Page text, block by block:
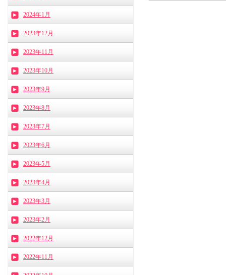
2024年1月
2023年12月
2023年11月
2023年10月
2023年9月
2023年8月
2023年7月
2023年6月
2023年5月
2023年4月
2023年3月
2023年2月
2022年12月
2022年11月